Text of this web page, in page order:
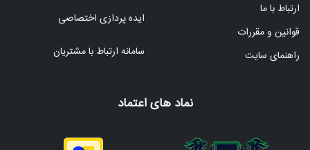
ارتباط با ما
قوانین و مقررات
راهنمای سایت
ایده پردازی اختصاصی
سامانه ارتباط با مشتریان
نماد های اعتماد